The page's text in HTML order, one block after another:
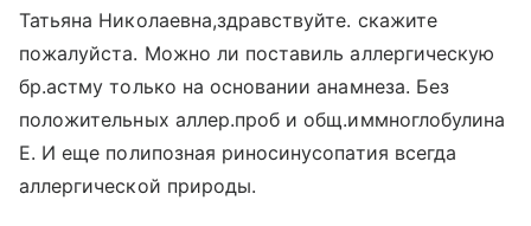
Татьяна Николаевна,здравствуйте. скажите
пожалуйста. Можно ли поставиль аллергическую
бр.астму только на основании анамнеза. Без
положительных аллер.проб и общ.иммноглобулина
Е. И еще полипозная риносинусопатия всегда
аллергической природы.